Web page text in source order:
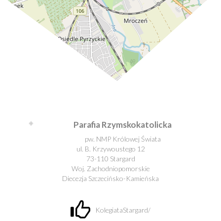
Parafia Rzymskokatolicka
pw. NMP Królowej Świata
ul. B. Krzywoustego 12
73-110 Stargard
Woj. Zachodniopomorskie
Diecezja Szczecińsko-Kamieńska
KolegiataStargard/